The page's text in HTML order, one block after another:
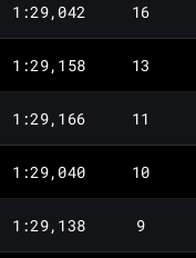
1:29,042 16
1:29,158 13
1:29,166 11
1:29,040 10
1:29,138 9